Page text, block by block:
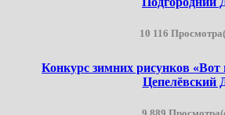
10 116
Конкурс зимних рисунков «Вот
Цепелёвский